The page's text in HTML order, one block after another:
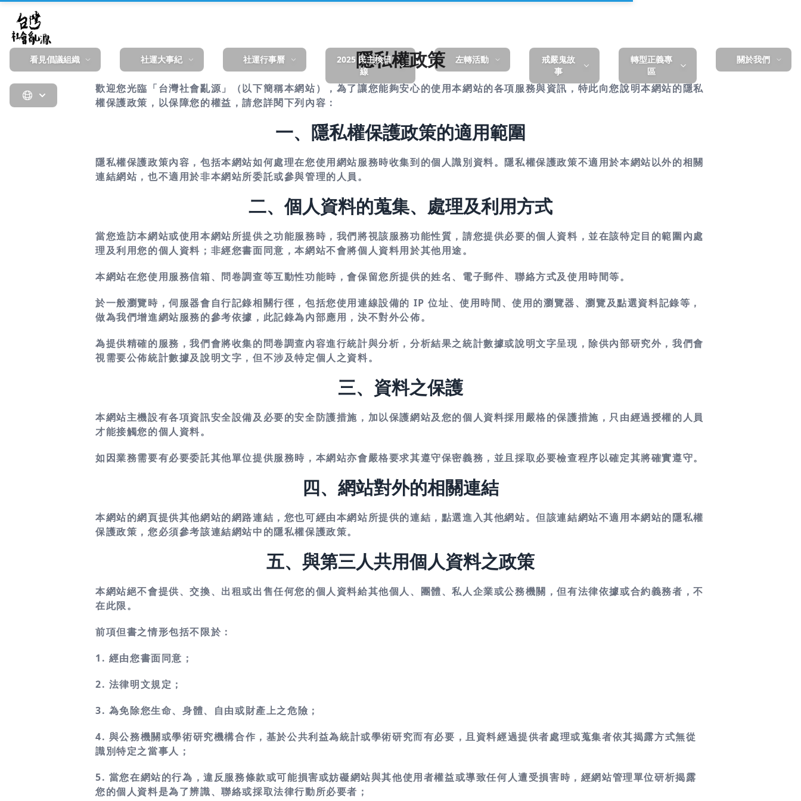
看見倡議組織 社運大事紀 社運行事曆
2025 民主換日
線
左轉活動
戒嚴鬼故
事
轉型正義專
區
關於我們
隱私權政策
歡迎您光臨「台灣社會亂源」（以下簡稱本網站），為了讓您能夠安心的使用本網站的各項服務與資訊，特此向您說明本網站的隱私
權保護政策，以保障您的權益，請您詳閱下列內容：
一、隱私權保護政策的適用範圍
隱私權保護政策內容，包括本網站如何處理在您使用網站服務時收集到的個人識別資料。隱私權保護政策不適用於本網站以外的相關
連結網站，也不適用於非本網站所委託或參與管理的人員。
二、個人資料的蒐集、處理及利用方式
當您造訪本網站或使用本網站所提供之功能服務時，我們將視該服務功能性質，請您提供必要的個人資料，並在該特定目的範圍內處
理及利用您的個人資料；非經您書面同意，本網站不會將個人資料用於其他用途。
本網站在您使用服務信箱、問卷調查等互動性功能時，會保留您所提供的姓名、電子郵件、聯絡方式及使用時間等。
於一般瀏覽時，伺服器會自行記錄相關行徑，包括您使用連線設備的 IP 位址、使用時間、使用的瀏覽器、瀏覽及點選資料記錄等，
做為我們增進網站服務的參考依據，此記錄為內部應用，決不對外公佈。
為提供精確的服務，我們會將收集的問卷調查內容進行統計與分析，分析結果之統計數據或說明文字呈現，除供內部研究外，我們會
視需要公佈統計數據及說明文字，但不涉及特定個人之資料。
三、資料之保護
本網站主機設有各項資訊安全設備及必要的安全防護措施，加以保護網站及您的個人資料採用嚴格的保護措施，只由經過授權的人員
才能接觸您的個人資料。
如因業務需要有必要委託其他單位提供服務時，本網站亦會嚴格要求其遵守保密義務，並且採取必要檢查程序以確定其將確實遵守。
四、網站對外的相關連結
本網站的網頁提供其他網站的網路連結，您也可經由本網站所提供的連結，點選進入其他網站。但該連結網站不適用本網站的隱私權
保護政策，您必須參考該連結網站中的隱私權保護政策。
五、與第三人共用個人資料之政策
本網站絕不會提供、交換、出租或出售任何您的個人資料給其他個人、團體、私人企業或公務機關，但有法律依據或合約義務者，不
在此限。
前項但書之情形包括不限於：
1. 經由您書面同意；
2. 法律明文規定；
3. 為免除您生命、身體、自由或財產上之危險；
4. 與公務機關或學術研究機構合作，基於公共利益為統計或學術研究而有必要，且資料經過提供者處理或蒐集者依其揭露方式無從
識別特定之當事人；
5. 當您在網站的行為，違反服務條款或可能損害或妨礙網站與其他使用者權益或導致任何人遭受損害時，經網站管理單位研析揭露
您的個人資料是為了辨識、聯絡或採取法律行動所必要者；